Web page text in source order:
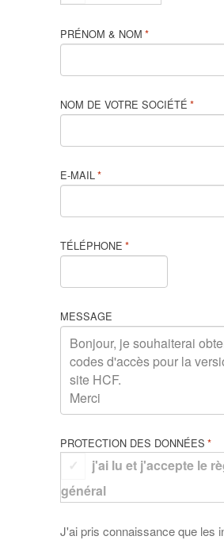
PRÉNOM & NOM *
NOM DE VOTRE SOCIÉTÉ *
E-MAIL*
TÉLÉPHONE *
MESSAGE
PROTECTION DES DONNÉES *
j'ai lu et j'accepte le
général
J'ai pris connaissance que les